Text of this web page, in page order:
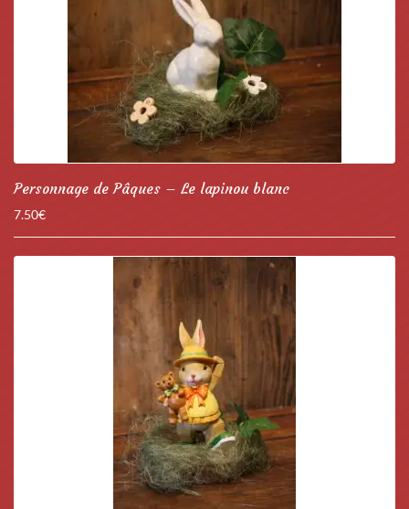
Personnage de Pâques – Le lapinou blanc
7.50€